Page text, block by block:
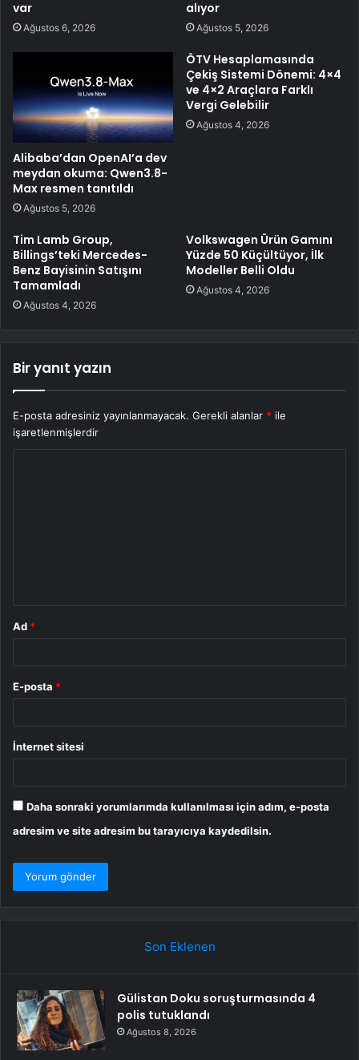
var
Ağustos 6, 2026
alıyor
Ağustos 5, 2026
Alibaba’dan OpenAI’a dev
meydan okuma: Qwen3.8-
Max resmen tanıtıldı
Ağustos 5, 2026
ÖTV Hesaplamasında
Çekiş Sistemi Dönemi: 4×4
ve 4×2 Araçlara Farklı
Vergi Gelebilir
Ağustos 4, 2026
Tim Lamb Group,
Billings’teki Mercedes-
Benz Bayisinin Satışını
Tamamladı
Ağustos 4, 2026
Volkswagen Ürün Gamını
Yüzde 50 Küçültüyor, İlk
Modeller Belli Oldu
Ağustos 4, 2026
Bir yanıt yazın
E-posta adresiniz yayınlanmayacak. Gerekli alanlar * ile
işaretlenmişlerdir
Ad *
E-posta *
İnternet sitesi
Daha sonraki yorumlarımda kullanılması için adım, e-posta
adresim ve site adresim bu tarayıcıya kaydedilsin.
Son Eklenen
Gülistan Doku soruşturmasında 4
polis tutuklandı
Ağustos 8, 2026